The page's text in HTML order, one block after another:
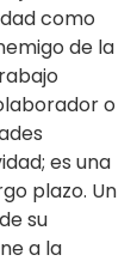
como
de la
o
es una
plazo. Un
su
a la